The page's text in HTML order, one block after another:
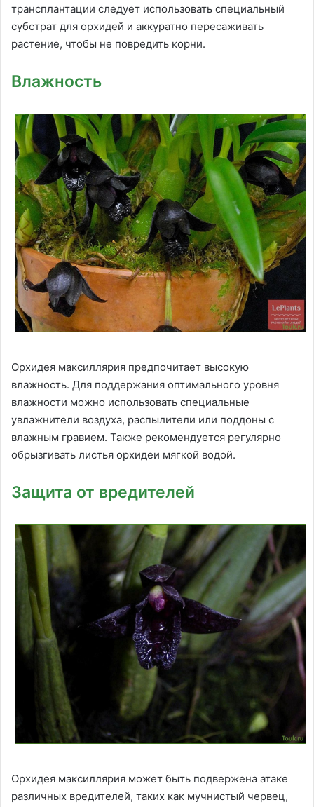
трансплантации следует использовать специальный
субстрат для орхидей и аккуратно пересаживать
растение, чтобы не повредить корни.
Влажность
Орхидея максиллярия предпочитает высокую
влажность. Для поддержания оптимального уровня
влажности можно использовать специальные
увлажнители воздуха, распылители или поддоны с
влажным гравием. Также рекомендуется регулярно
обрызгивать листья орхидеи мягкой водой.
Защита от вредителей
Орхидея максиллярия может быть подвержена атаке
различных вредителей, таких как мучнистый червец,